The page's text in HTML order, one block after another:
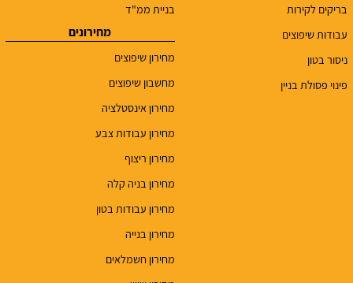
בריקים לקירות
עבודות שיפוצים
ניסור בטון
פינוי פסולת בניין
בניית ממ"ד
מחירונים
מחירון שיפוצים
מחשבון שיפוצים
מחירון אינסטלציה
מחירון עבודות צבע
מחירון ריצוף
מחירון בניה קלה
מחירון עבודות בטון
מחירון בנייה
מחירון חשמלאים